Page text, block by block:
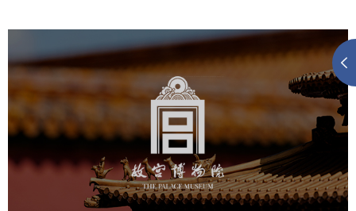
故宫博物院
文化艺术 博物馆 智慧博物馆
博物馆网站建设
景区网站建设
文创商城 万能专题 网站代运营